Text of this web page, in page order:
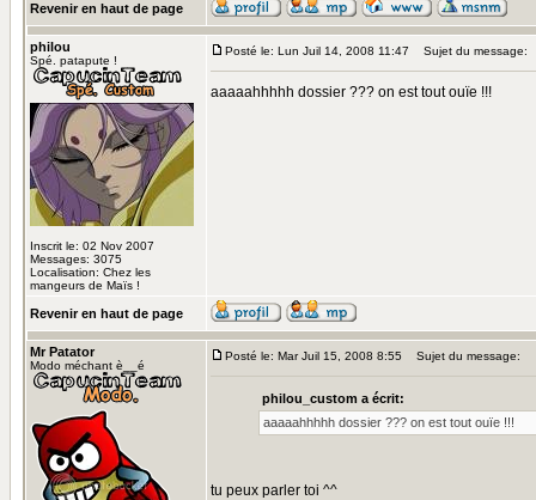
Revenir en haut de page
philou
Spé. patapute !
Inscrit le: 02 Nov 2007
Messages: 3075
Localisation: Chez les
mangeurs de Maïs !
Posté le: Lun Juil 14, 2008 11:47 Sujet du message:
aaaaahhhhh dossier ??? on est tout ouïe !!!
Revenir en haut de page
Mr Patator
Modo méchant è__é
Posté le: Mar Juil 15, 2008 8:55 Sujet du message:
philou_custom a écrit:
aaaaahhhhh dossier ??? on est tout ouïe !!!
tu peux parler toi ^^